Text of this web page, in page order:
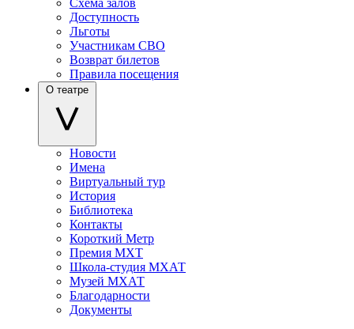
Схема залов
Доступность
Льготы
Участникам СВО
Возврат билетов
Правила посещения
О театре
Новости
Имена
Виртуальный тур
История
Библиотека
Контакты
Короткий Метр
Премия МХТ
Школа-студия МХАТ
Музей МХАТ
Благодарности
Документы